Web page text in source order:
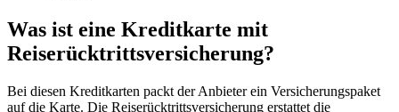
Was ist eine Kreditkarte mit
Reiserücktrittsversicherung?
Bei diesen Kreditkarten packt der Anbieter ein Versicherungspaket
auf die Karte. Die Reiserücktrittsversicherung erstattet die